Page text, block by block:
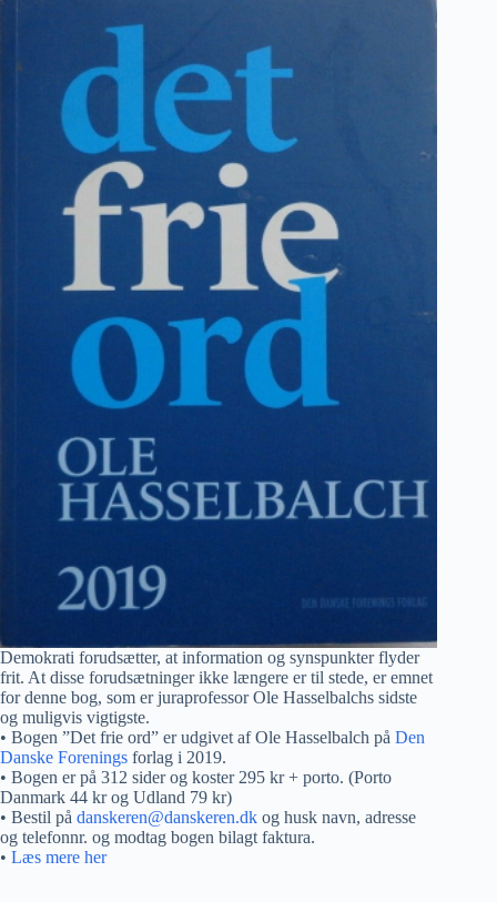
Demokrati forudsætter, at information og synspunkter flyder
frit. At disse forudsætninger ikke længere er til stede, er emnet
for denne bog, som er juraprofessor Ole Hasselbalchs sidste
og muligvis vigtigste.
• Bogen ”Det frie ord” er udgivet af Ole Hasselbalch på Den
Danske Forenings forlag i 2019.
• Bogen er på 312 sider og koster 295 kr + porto. (Porto
Danmark 44 kr og Udland 79 kr)
• Bestil på danskeren@danskeren.dk og husk navn, adresse
og telefonnr. og modtag bogen bilagt faktura.
• Læs mere her